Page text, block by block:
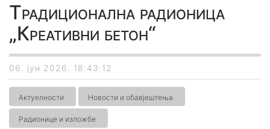
Традиционална радионица
„Креативни бетон“
06. јун 2026. 18:43:12
Актуелности Новости и обавјештења
Радионице и изложбе